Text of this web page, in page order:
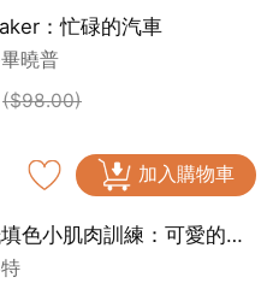
：忙碌的汽車
曉普
($98.00)
加入購物車
色小肌肉訓練：可愛的動